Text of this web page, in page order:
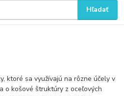
Hľadať
ktoré sa využívajú na rôzne účely v
o košové štruktúry z oceľových